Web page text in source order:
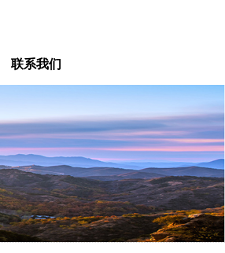
联系我们